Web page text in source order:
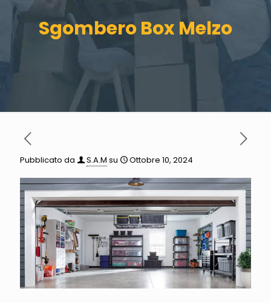
Sgombero Box Melzo
Pubblicato da S.A.M su Ottobre 10, 2024